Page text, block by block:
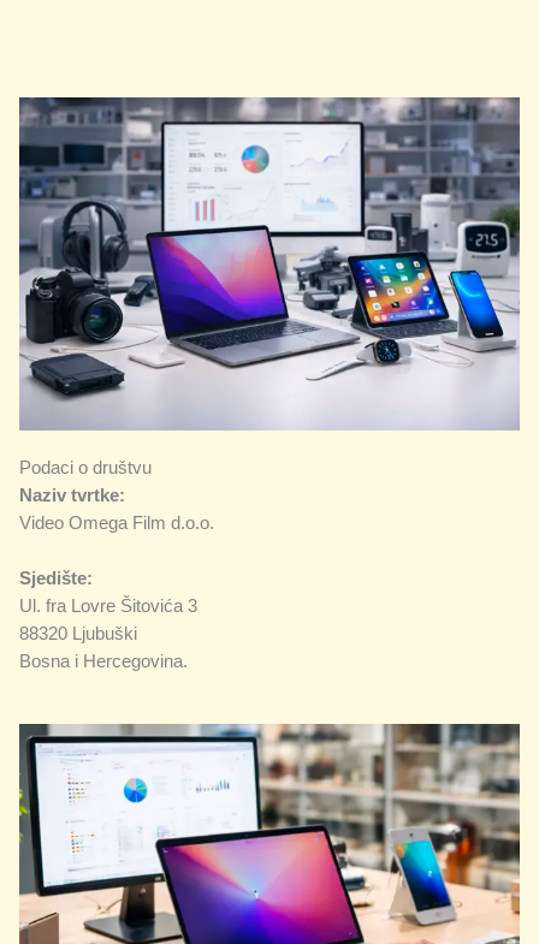
Podaci o društvu
Naziv tvrtke:
Video Omega Film d.o.o.
Sjedište:
Ul. fra Lovre Šitovića 3
88320 Ljubuški
Bosna i Hercegovina.